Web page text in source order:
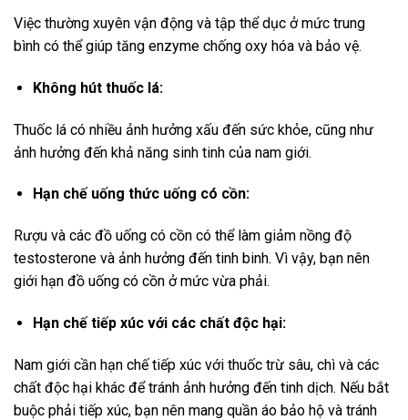
Việc thường xuyên vận động và tập thể dục ở mức trung
bình có thể giúp tăng enzyme chống oxy hóa và bảo vệ.
Không hút thuốc lá:
Thuốc lá có nhiều ảnh hưởng xấu đến sức khỏe, cũng như
ảnh hưởng đến khả năng sinh tinh của nam giới.
Hạn chế uống thức uống có cồn:
Rượu và các đồ uống có cồn có thể làm giảm nồng độ
testosterone và ảnh hưởng đến tinh binh. Vì vậy, bạn nên
giới hạn đồ uống có cồn ở mức vừa phải.
Hạn chế tiếp xúc với các chất độc hại:
Nam giới cần hạn chế tiếp xúc với thuốc trừ sâu, chì và các
chất độc hại khác để tránh ảnh hưởng đến tinh dịch. Nếu bắt
buộc phải tiếp xúc, bạn nên mang quần áo bảo hộ và tránh